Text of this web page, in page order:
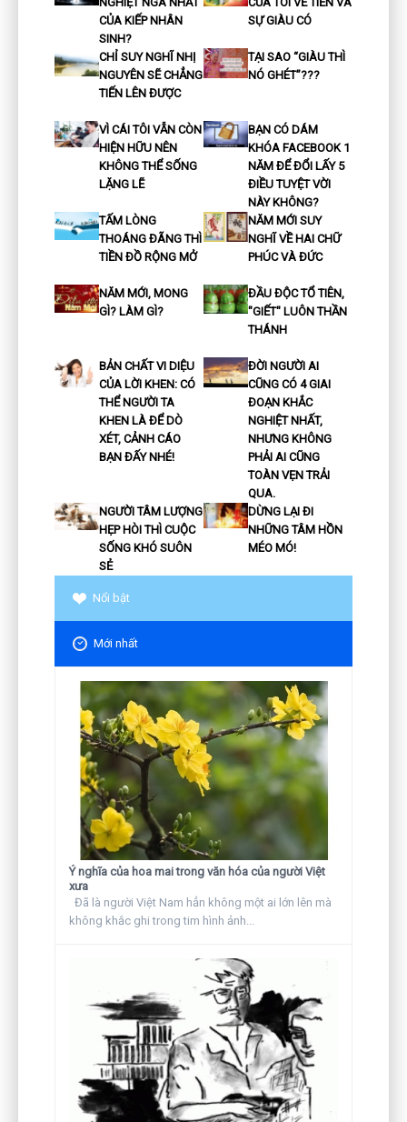
CỦA KIẾP NHÂN
SINH?
SỰ GIÀU CÓ
CHỈ SUY NGHĨ NHỊ
NGUYÊN SẼ CHẲNG
TIẾN LÊN ĐƯỢC
TẠI SAO “GIÀU THÌ
NÓ GHÉT”???
VÌ CÁI TÔI VẪN CÒN
HIỆN HỮU NÊN
KHÔNG THỂ SỐNG
LẶNG LẼ
BẠN CÓ DÁM
KHÓA FACEBOOK 1
NĂM ĐỂ ĐỔI LẤY 5
ĐIỀU TUYỆT VỜI
NÀY KHÔNG?
TẤM LÒNG
THOÁNG ĐÃNG THÌ
TIỀN ĐỒ RỘNG MỞ
NĂM MỚI SUY
NGHĨ VỀ HAI CHỮ
PHÚC VÀ ĐỨC
NĂM MỚI, MONG
GÌ? LÀM GÌ?
ĐẦU ĐỘC TỔ TIÊN,
"GIẾT" LUÔN THẦN
THÁNH
BẢN CHẤT VI DIỆU
CỦA LỜI KHEN: CÓ
THỂ NGƯỜI TA
KHEN LÀ ĐỂ DÒ
XÉT, CẢNH CÁO
BẠN ĐẤY NHÉ!
ĐỜI NGƯỜI AI
CŨNG CÓ 4 GIAI
ĐOẠN KHẮC
NGHIỆT NHẤT,
NHƯNG KHÔNG
PHẢI AI CŨNG
TOÀN VẸN TRẢI
QUA.
NGƯỜI TÂM LƯỢNG
HẸP HÒI THÌ CUỘC
SỐNG KHÓ SUÔN
SẺ
DỪNG LẠI ĐI
NHỮNG TÂM HỒN
MÉO MÓ!
Nổi bật
Mới nhất
Ý nghĩa của hoa mai trong văn hóa của người Việt
xưa
Đã là người Việt Nam hẳn không một ai lớn lên mà
không khắc ghi trong tim hình ảnh...